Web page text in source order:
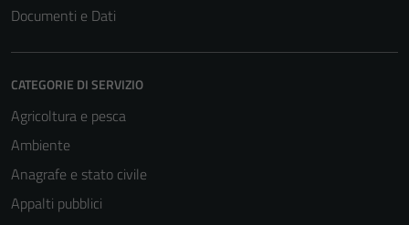
Documenti e Dati
CATEGORIE DI SERVIZIO
Agricoltura e pesca
Ambiente
Anagrafe e stato civile
Appalti pubblici